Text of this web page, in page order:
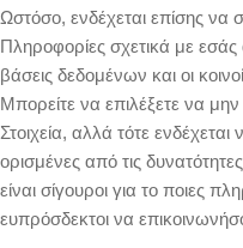
Ωστόσο, ενδέχεται επίσης
Πληροφορίες σχετικά με
βάσεις δεδομένων και οι
Μπορείτε να επιλέξετε να
Στοιχεία, αλλά τότε
ορισμένες από τις
είναι σίγουροι για το ποιες
ευπρόσδεκτοι να